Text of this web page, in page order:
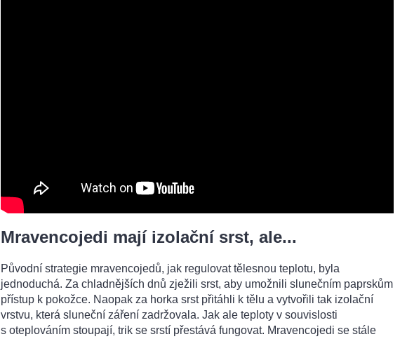
Mravencojedi mají izolační srst, ale...
Původní strategie mravencojedů, jak regulovat tělesnou teplotu, byla
jednoduchá. Za chladnějších dnů zježili srst, aby umožnili slunečním paprskům
přístup k pokožce. Naopak za horka srst přitáhli k tělu a vytvořili tak izolační
vrstvu, která sluneční záření zadržovala. Jak ale teploty v souvislosti
s oteplováním stoupají, trik se srstí přestává fungovat. Mravencojedi se stále